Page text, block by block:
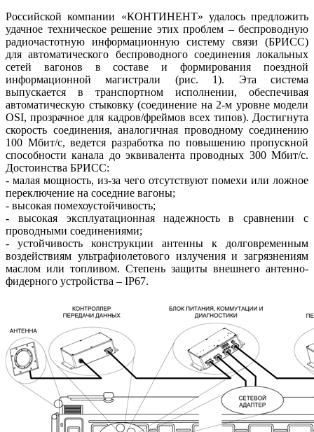
Российской компании «КОНТИНЕНТ» удалось предложить
удачное техническое решение этих проблем – беспроводную
радиочастотную информационную систему связи (БРИСС)
для автоматического беспроводного соединения локальных
сетей вагонов в составе и формирования поездной
информационной магистрали (рис. 1). Эта система
выпускается в транспортном исполнении, обеспечивая
автоматическую стыковку (соединение на 2‑м уровне модели
OSI, прозрачное для кадров/фреймов всех типов). Достигнута
скорость соединения, аналогичная проводному соединению
100 Мбит/с, ведется разработка по повышению пропускной
способности канала до эквивалента проводных 300 Мбит/с.
Достоинства БРИСС:
- малая мощность, из-за чего отсутствуют помехи или ложное
переключение на соседние вагоны;
- высокая помехоустойчивость;
- высокая эксплуатационная надежность в сравнении с
проводными соединениями;
- устойчивость конструкции антенны к долговременным
воздействиям ультрафиолетового излучения и загрязнениям
маслом или топливом. Степень защиты внешнего антенно-
фидерного устройства – IP67.